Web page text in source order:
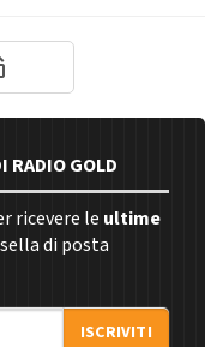
RADIO GOLD
ricevere le ultime
di posta
ISCRIVITI